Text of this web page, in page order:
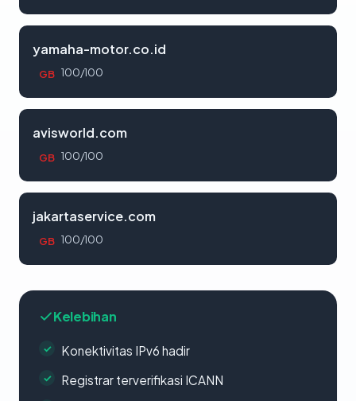
yamaha-motor.co.id
GB 100/100
avisworld.com
GB 100/100
jakartaservice.com
GB 100/100
Kelebihan
Konektivitas IPv6 hadir
Registrar terverifikasi ICANN